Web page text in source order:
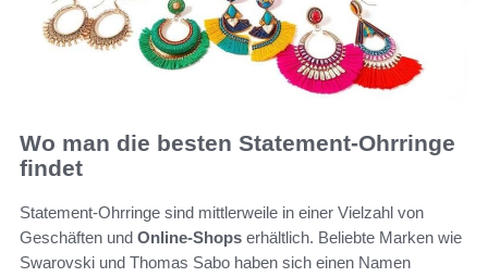
Wo man die besten Statement-Ohrringe
findet
Statement-Ohrringe sind mittlerweile in einer Vielzahl von
Geschäften und Online-Shops erhältlich. Beliebte Marken wie
Swarovski und Thomas Sabo haben sich einen Namen